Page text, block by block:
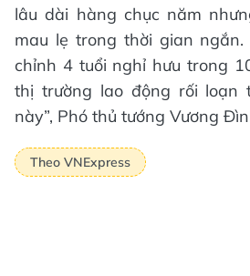
lâu dài hàng chục năm
mau lẹ trong thời gian
chỉnh 4 tuổi nghỉ hưu trong
thị trường lao động rối loạn
này”, Phó thủ tướng Vương
Theo VNExpress